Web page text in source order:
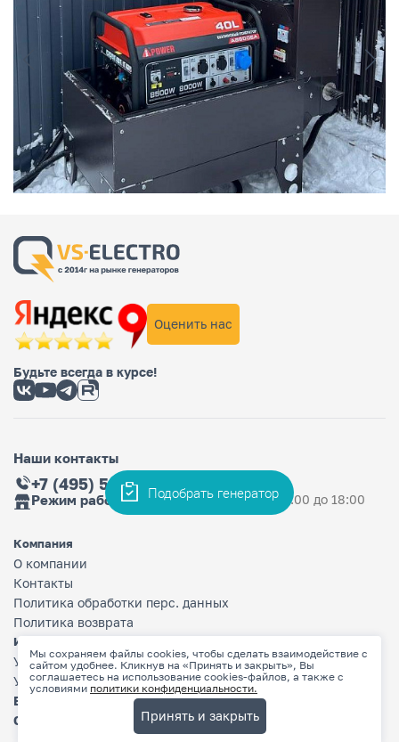
Оценить нас
Будьте всегда в курсе!
Наши контакты
+7 (495) 565-36-33
Режим работы магазинаЕжедневно: с 9:00 до 18:00
Компания
О компании
Контакты
Политика обработки перс. данных
Политика возврата
Информация
Условия оплаты
Условия доставки
Бренды
Сертификаты
Мы сохраняем файлы cookies, чтобы сделать взаимодействие с
сайтом удобнее. Кликнув на «Принять и закрыть», Вы
соглашаетесь на использование cookies-файлов, а также с
условиями политики конфиденциальности.
Принять и закрыть
Подобрать генератор